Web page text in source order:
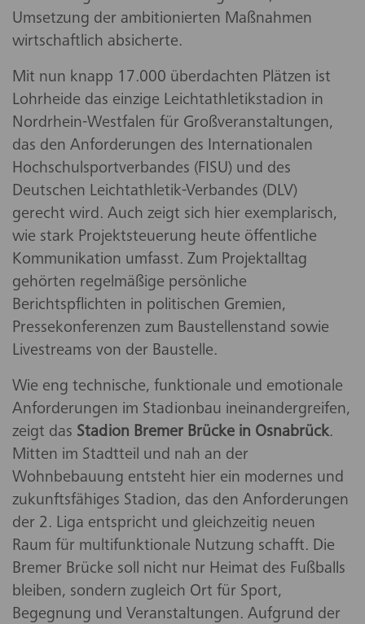
Umsetzung der ambitionierten Maßnahmen
wirtschaftlich absicherte.
Mit nun knapp 17.000 überdachten Plätzen ist
Lohrheide das einzige Leichtathletikstadion in
Nordrhein-Westfalen für Großveranstaltungen,
das den Anforderungen des Internationalen
Hochschulsportverbandes (FISU) und des
Deutschen Leichtathletik-Verbandes (DLV)
gerecht wird. Auch zeigt sich hier exemplarisch,
wie stark Projektsteuerung heute öffentliche
Kommunikation umfasst. Zum Projektalltag
gehörten regelmäßige persönliche
Berichtspflichten in politischen Gremien,
Pressekonferenzen zum Baustellenstand sowie
Livestreams von der Baustelle.
Wie eng technische, funktionale und emotionale
Anforderungen im Stadionbau ineinandergreifen,
zeigt das Stadion Bremer Brücke in Osnabrück.
Mitten im Stadtteil und nah an der
Wohnbebauung entsteht hier ein modernes und
zukunftsfähiges Stadion, das den Anforderungen
der 2. Liga entspricht und gleichzeitig neuen
Raum für multifunktionale Nutzung schafft. Die
Bremer Brücke soll nicht nur Heimat des Fußballs
bleiben, sondern zugleich Ort für Sport,
Begegnung und Veranstaltungen. Aufgrund der